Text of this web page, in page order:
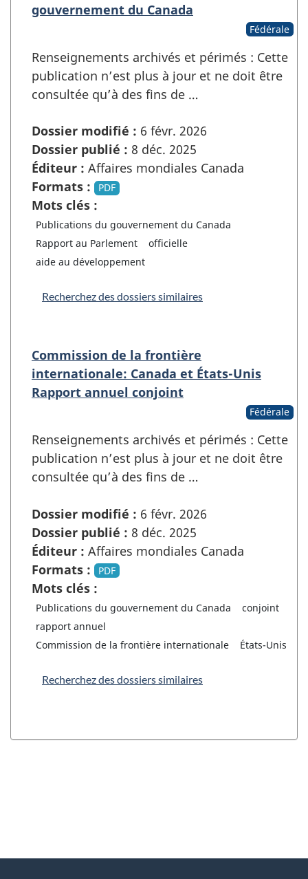
gouvernement du Canada
Fédérale
Renseignements archivés et périmés : Cette
publication n’est plus à jour et ne doit être
consultée qu’à des fins de …
Dossier modifié : 6 févr. 2026
Dossier publié : 8 déc. 2025
Éditeur : Affaires mondiales Canada
Formats :
PDF
Mots clés :
Publications du gouvernement du Canada
Rapport au Parlement
officielle
aide au développement
Recherchez des dossiers similaires
Commission de la frontière
internationale: Canada et États-Unis
Rapport annuel conjoint
Fédérale
Renseignements archivés et périmés : Cette
publication n’est plus à jour et ne doit être
consultée qu’à des fins de …
Dossier modifié : 6 févr. 2026
Dossier publié : 8 déc. 2025
Éditeur : Affaires mondiales Canada
Formats :
PDF
Mots clés :
Publications du gouvernement du Canada
conjoint
rapport annuel
Commission de la frontière internationale
États-Unis
Recherchez des dossiers similaires
D